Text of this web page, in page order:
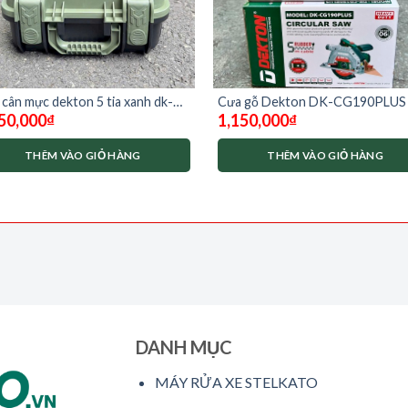
cân mực dekton 5 tia xanh dk-
₫
THÊM VÀO GIỎ HÀNG
Cưa gỗ Dekton DK-
cắt nghiêng
1,150,000₫
THÊM VÀO GIỎ HÀNG
DANH MỤC
MÁY RỬA XE STELKATO